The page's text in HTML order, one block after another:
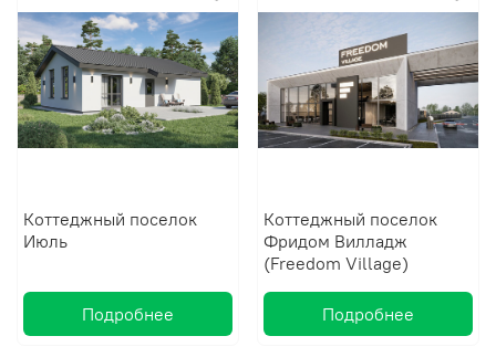
Коттеджный поселок
Июль
Подробнее
Коттеджный поселок
Фридом Вилладж
(Freedom Village)
Подробнее